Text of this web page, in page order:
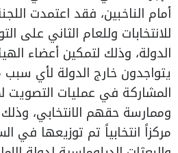
أمام الناخبين، فقد اعتمدت
للانتخابات وللعام الثاني على
الدولة، وذلك لتمكين أعضاء
يتواجدون خارج الدولة لأي
المشاركة في عمليات
مركزاً انتخابياً تم توزيعها في